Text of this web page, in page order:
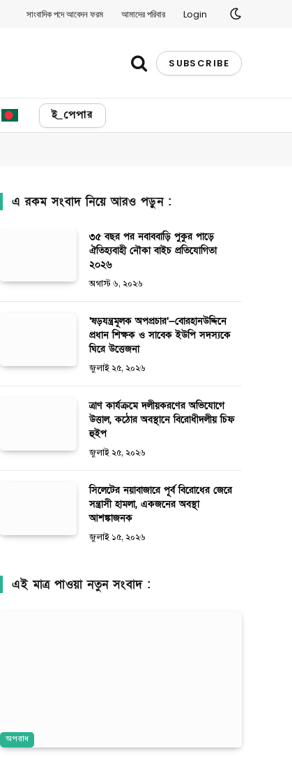
সাংবাদিক পদে আবেদন ফরম আমাদের পরিবার Login
SUBSCRIBE
ই_পেপার
এ রকম সংবাদ নিয়ে আরও পড়ুন :
৩৫ বছর পর নবাববাড়ি পুকুর পাড়ে
ঐতিহ্যবাহী নৌকা বাইচ প্রতিযোগিতা
২০২৬
অগাস্ট ৬, ২০২৬
‘ষড়যন্ত্রমূলক অপপ্রচার’—বোরহানউদ্দিনে
প্রধান শিক্ষক ও সাবেক ইউপি সদস্যকে
ঘিরে উত্তেজনা
জুলাই ২৫, ২০২৬
ত্রাণ কার্যক্রমে দলীয়করণের অভিযোগে
উত্তাল, কঠোর অবস্থানে বিরোধীদলীয় চিফ
হুইপ
জুলাই ২৫, ২০২৬
সিলেটের নয়াবাজারে পূর্ব বিরোধের জেরে
সন্ত্রাসী হামলা, একজনের অবস্থা
আশঙ্কাজনক
জুলাই ১৫, ২০২৬
এই মাত্র পাওয়া নতুন সংবাদ :
অপরাধ